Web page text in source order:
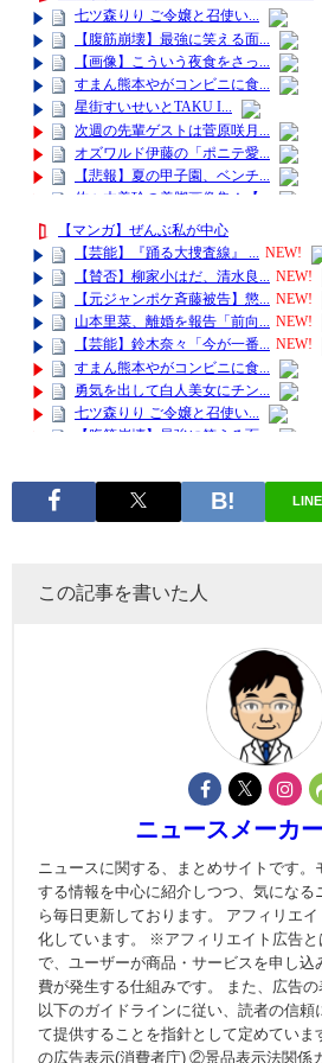
LINE
この記事を書いた人
ニュースメーカ
ニュースに関する、まとめサイトです。
する情報を中心に紹介しつつ、気になる
ら毎日更新しております。 アフィリエ
化しています。 ※アフィリエイト広告と
で、ユーザーが商品・サービスを申し込
費が発生する仕組みです。 また、広告の
以下のガイドラインに従い、読者の信頼
て提供することを指針として定めてい
の広告表示(消費者庁) ②景品表示法関係